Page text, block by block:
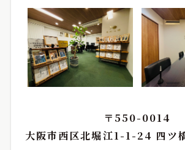
〒550-0014
大阪市西区北堀江1-1-24 四ツ